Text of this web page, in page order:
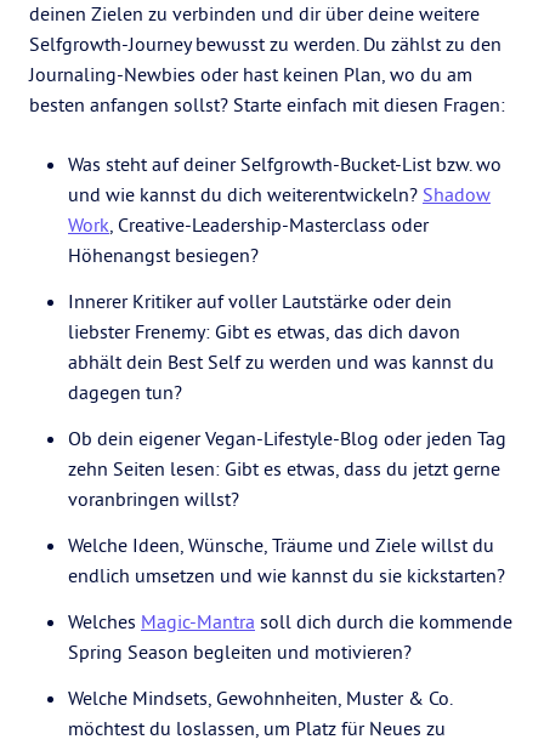
deinen Zielen zu verbinden und dir über deine weitere
Selfgrowth-Journey bewusst zu werden. Du zählst zu den
Journaling-Newbies oder hast keinen Plan, wo du am
besten anfangen sollst? Starte einfach mit diesen Fragen:
Was steht auf deiner Selfgrowth-Bucket-List bzw. wo
und wie kannst du dich weiterentwickeln? Shadow
Work, Creative-Leadership-Masterclass oder
Höhenangst besiegen?
Innerer Kritiker auf voller Lautstärke oder dein
liebster Frenemy: Gibt es etwas, das dich davon
abhält dein Best Self zu werden und was kannst du
dagegen tun?
Ob dein eigener Vegan-Lifestyle-Blog oder jeden Tag
zehn Seiten lesen: Gibt es etwas, dass du jetzt gerne
voranbringen willst?
Welche Ideen, Wünsche, Träume und Ziele willst du
endlich umsetzen und wie kannst du sie kickstarten?
Welches Magic-Mantra soll dich durch die kommende
Spring Season begleiten und motivieren?
Welche Mindsets, Gewohnheiten, Muster & Co.
möchtest du loslassen, um Platz für Neues zu